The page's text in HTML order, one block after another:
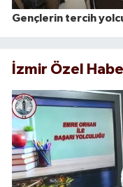
Gençlerin tercih
İzmir Özel